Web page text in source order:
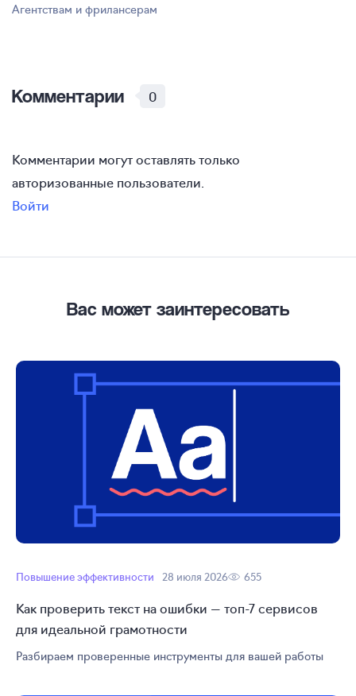
Агентствам и фрилансерам
Комментарии 0
Комментарии могут оставлять только
авторизованные пользователи.
Войти
Вас может заинтересовать
Повышение эффективности 28 июля 2026 655
Как проверить текст на ошибки — топ-7 сервисов
для идеальной грамотности
Разбираем проверенные инструменты для вашей работы